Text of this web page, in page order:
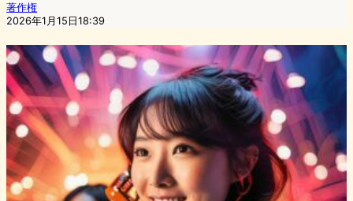
著作権
2026年1月15日18:39